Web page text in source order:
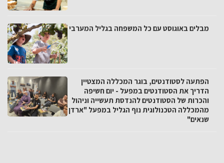
מבלים באוגוסט עם כל המשפחה בגליל המערבי
הפתעה לסטודנטים, בוגר המכללה המצטיין
הדריך את הסטודנטים במפעל - יום חשיפה
והכרות של הסטודנטים להנדסת תעשייה וניהול
מהמכללה הטכנולוגית נוף הגליל במפעל "ארדן
שנאים"